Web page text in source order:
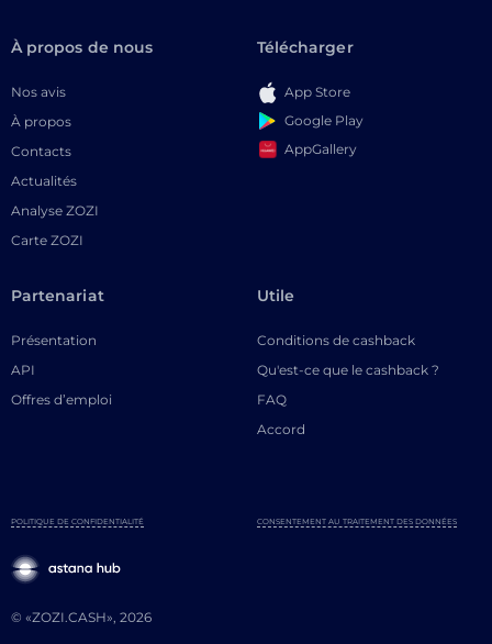
À propos de nous
Nos avis
À propos
Contacts
Actualités
Analyse ZOZI
Carte ZOZI
Télécharger
App Store
Google Play
AppGallery
Partenariat
Présentation
API
Offres d’emploi
Utile
Conditions de cashback
Qu'est-ce que le cashback ?
FAQ
Accord
© «ZOZI.CASH», 2026
POLITIQUE DE CONFIDENTIALITÉ CONSENTEMENT AU TRAITEMENT DES DONNÉES